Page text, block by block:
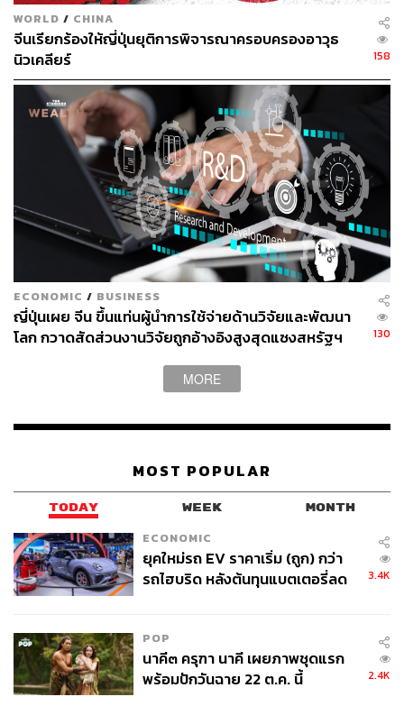
โดย AOT ตรึงอัตราค่า PSC มาเป็นเวลากว่า 19 ปีแล้ว ขณะ
ที่ ต้นทุนการบริหารสนามบินเพิ่มสูงขึ้นอย่างต่อเนื่อง
ทั้งจากภาวะเงินเฟ้อ การพัฒนาเทคโนโลยี ตลอดจน
มาตรฐานด้านความปลอดภัยและการบริการที่สนามบินทั่ว
โลกต่างเร่งยกระดับเพื่อแข่งขันดึงดูดสายการบินและผู้
อำนวยความสะดวกที่ผู้โดยสารมองเห็นเท่านั้น แต่ยังรวมถึง
ระบบรักษาความปลอดภัยตามมาตรฐานองค์การการบิน
พลเรือนระหว่างประเทศ (ICAO)
โดยที่ผ่านมา รายได้จากค่า PSC สามารถครอบคลุมต้นทุน
ด้านกิจการการบิน (Aeronautical Revenue) ได้เพียง
ส่งผลให้ AOT ต้องนำรายได้จากธุรกิจเชิงพาณิชย์ หรือ Non-
Aeronautical Revenue อาทิ ดิวตี้ฟรี ร้านค้า ร้านอาหาร และ
สัมปทานต่าง ๆ เข้ามาชดเชยต้นทุนมาโดยตลอด
WORLD / CHINA
จีนเรียกร้องให้ญี่ปุ่นยุติการพิจารณาครอบครองอาวุธ
นิวเคลียร์
158
ECONOMIC / BUSINESS
ญี่ปุ่นเผย จีน ขึ้นแท่นผู้นำการใช้จ่ายด้านวิจัยและพัฒนา
โลก กวาดสัดส่วนงานวิจัยถูกอ้างอิงสูงสุดแซงสหรัฐฯ
130
MORE
MOST POPULAR
TODAY WEEK MONTH
ECONOMIC
ยุคใหม่รถ EV ราคาเริ่ม (ถูก) กว่า
รถไฮบริด หลังต้นทุนแบตเตอรี่ลด
3.4K
POP
นาคี๓ ครุฑา นาคี เผยภาพชุดแรก
พร้อมปักวันฉาย 22 ต.ค. นี้
2.4K